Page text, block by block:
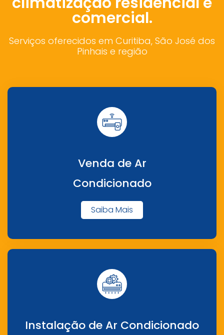
comercial.
Serviços oferecidos em Curitiba, São José dos
Pinhais e região
Venda de Ar
Condicionado
Saiba Mais
Instalação de Ar Condicionado